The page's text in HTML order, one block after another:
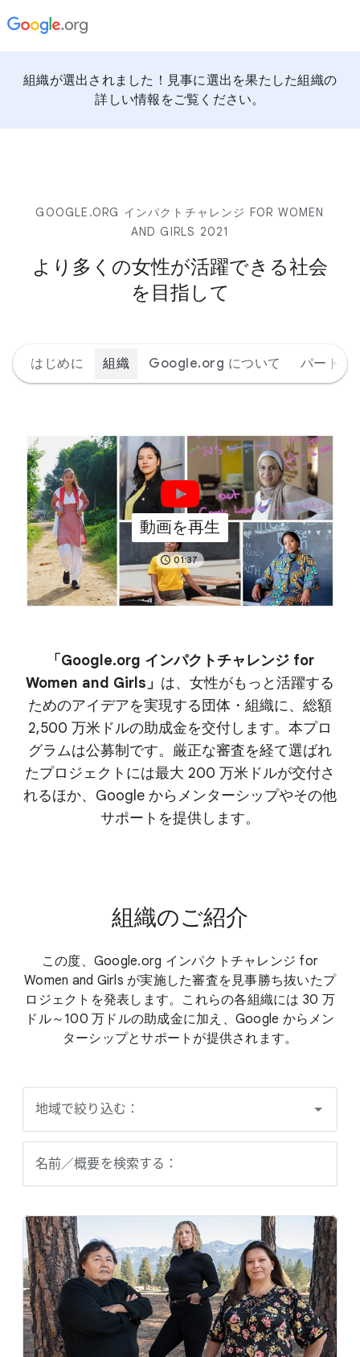
組織が選出されました！見事に選出を果たした組織の
詳しい情報をご覧ください。
GOOGLE.ORG インパクトチャレンジ FOR WOMEN
AND GIRLS 2021
より多くの女性が活躍できる社会
を目指して
はじめに 組織 Google.org について パートナ
動画を再生
01:37
「Google.org インパクトチャレンジ for
Women and Girls」 は、女性がもっと活躍する
ためのアイデアを実現する団体・組織に、総額
2,500 万米ドルの助成金を交付します。本プロ
グラムは公募制です。厳正な審査を経て選ばれ
たプロジェクトには最大 200 万米ドルが交付さ
れるほか、Google からメンターシップやその他
サポートを提供します。
組織のご紹介
この度、Google.org インパクトチャレンジ for
Women and Girls が実施した審査を見事勝ち抜いたプ
ロジェクトを発表します。これらの各組織には 30 万
ドル～100 万ドルの助成金に加え、Google からメン
ターシップとサポートが提供されます。
地域で絞り込む：
名前／概要を検索する：